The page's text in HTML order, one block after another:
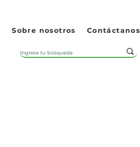
Sobre nosotros Contáctanos